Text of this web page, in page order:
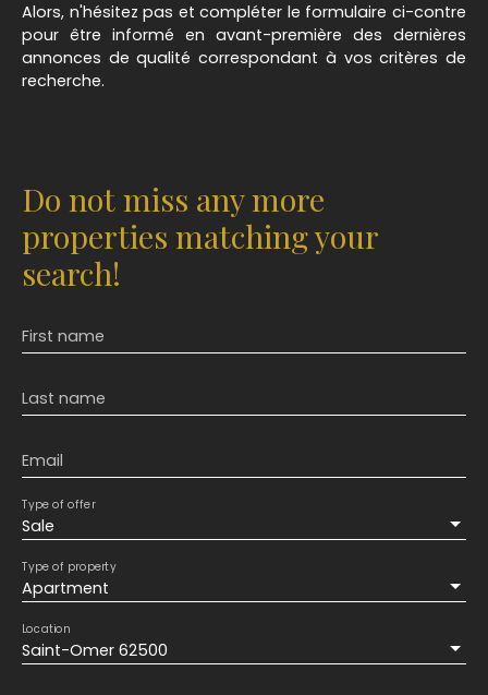
Alors, n'hésitez pas et compléter le formulaire ci-contre
pour être informé en avant-première des dernières
annonces de qualité correspondant à vos critères de
recherche.
Do not miss any more
properties matching your
search!
First name
Last name
Email
Sale
Type of offer
Apartment
Type of property
Saint-Omer 62500
Location